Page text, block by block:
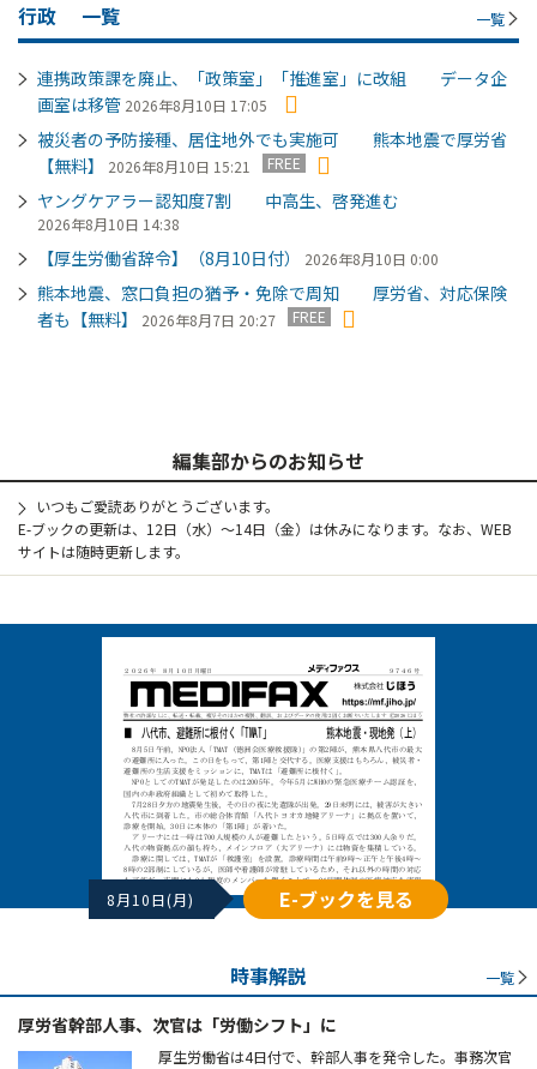
行政 一覧 一覧
連携政策課を廃止、「政策室」「推進室」に改組 データ企
画室は移管 2026年8月10日 17:05
被災者の予防接種、居住地外でも実施可 熊本地震で厚労省
【無料】
2026年8月10日 15:21 FREE
ヤングケアラー認知度7割 中高生、啓発進む
2026年8月10日 14:38
【厚生労働省辞令】（8月10日付） 2026年8月10日 0:00
熊本地震、窓口負担の猶予・免除で周知 厚労省、対応保険
者も【無料】
2026年8月7日 20:27 FREE
編集部からのお知らせ
いつもご愛読ありがとうございます。
E-ブックの更新は、12日（水）～14日（金）は休みになります。なお、WEB
サイトは随時更新します。
8月10日(月) E-ブックを見る
時事解説 一覧
厚労省幹部人事、次官は「労働シフト」に
厚生労働省は4日付で、幹部人事を発令した。事務次官